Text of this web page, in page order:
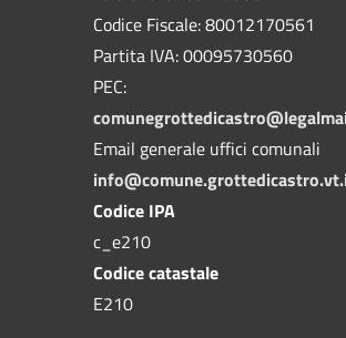
Codice Fiscale: 80012170561
Partita IVA: 00095730560
PEC:
Email generale uffici comunali
Codice IPA
c_e210
Codice catastale
E210